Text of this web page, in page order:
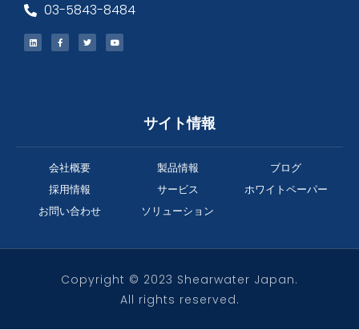
03-5843-8484
サイト情報
会社概要
採用情報
お問い合わせ
製品情報
サービス
ソリューション
ブログ
ホワイトペーパー
Copyright © 2023 Shearwater Japan.
All rights reserved.